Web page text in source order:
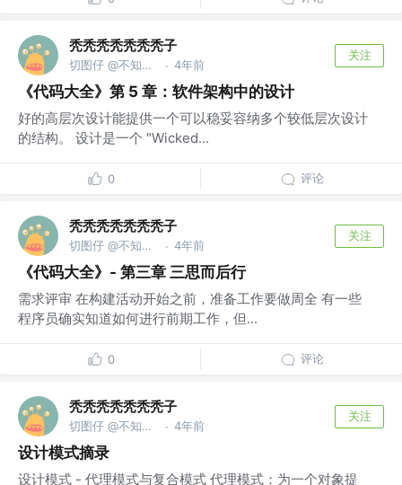
秃秃秃秃秃秃秃子
切图仔 @不知道什么公司 · 4年前
关注
《代码大全》第 5 章：软件架构中的设计
好的高层次设计能提供一个可以稳妥容纳多个较低层次设计
的结构。 设计是一个 "Wicked...
0 评论
秃秃秃秃秃秃秃子
切图仔 @不知道什么公司 · 4年前
关注
《代码大全》- 第三章 三思而后行
需求评审 在构建活动开始之前，准备工作要做周全 有一些
程序员确实知道如何进行前期工作，但...
0 评论
秃秃秃秃秃秃秃子
切图仔 @不知道什么公司 · 4年前
关注
设计模式摘录
设计模式 - 代理模式与复合模式 代理模式：为一个对象提